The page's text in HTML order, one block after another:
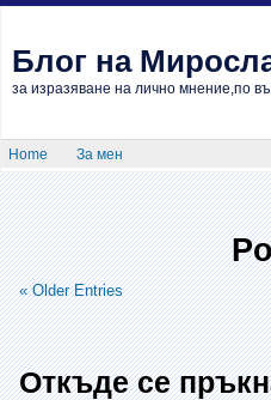
Блог на
за изразяване на лично мнение,по
Home За мен
« Older Entries
Откъде се